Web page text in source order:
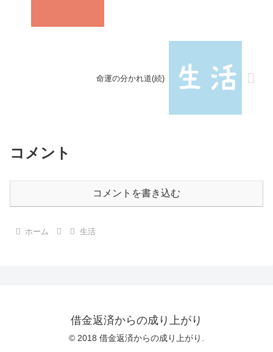
命運の分かれ道(続)
コメント
コメントを書き込む
ホーム 生活
借金返済からの成り上がり
© 2018 借金返済からの成り上がり.